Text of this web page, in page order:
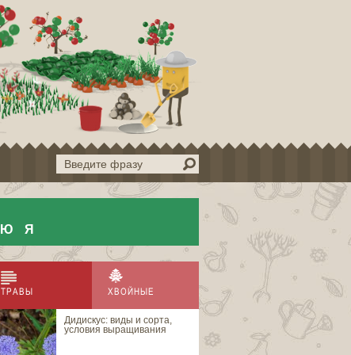
Ю Я
ТРАВЫ ХВОЙНЫЕ
Дидискус: виды и сорта,
условия выращивания
Ель аянская